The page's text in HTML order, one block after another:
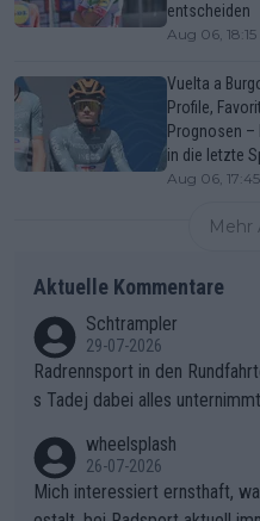
entscheiden
Aug 06, 18:15
Vuelta a
Profile,
Prognosen –
in die letzte
Aug 06, 17:45
Mehr
Aktuelle Kommentare
Schtrampler
29-07-2026
Radrennsport in den
s Tadej dabei alles unternimmt,
ganze Team auch mental
olg teilzuhaben, ist ihm ganz
chen weit über den Radsport
wheelsplash
26-07-2026
Mich interessiert ernsthaft,